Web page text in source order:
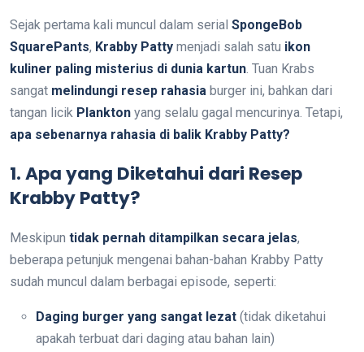
Sejak pertama kali muncul dalam serial SpongeBob
SquarePants, Krabby Patty menjadi salah satu ikon
kuliner paling misterius di dunia kartun. Tuan Krabs
sangat melindungi resep rahasia burger ini, bahkan dari
tangan licik Plankton yang selalu gagal mencurinya. Tetapi,
apa sebenarnya rahasia di balik Krabby Patty?
1. Apa yang Diketahui dari Resep
Krabby Patty?
Meskipun tidak pernah ditampilkan secara jelas,
beberapa petunjuk mengenai bahan-bahan Krabby Patty
sudah muncul dalam berbagai episode, seperti:
Daging burger yang sangat lezat (tidak diketahui
apakah terbuat dari daging atau bahan lain)